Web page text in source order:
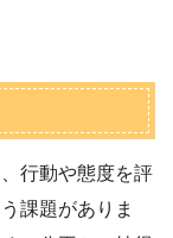
行動や態度を評
課題がありま